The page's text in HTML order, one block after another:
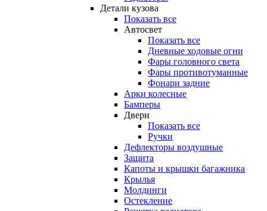
Детали кузова
Показать все
Автосвет
Показать все
Дневные ходовые огни
Фары головного света
Фары противотуманные
Фонари задние
Арки колесные
Бамперы
Двери
Показать все
Ручки
Дефлекторы воздушные
Защита
Капоты и крышки багажника
Крылья
Молдинги
Остекление